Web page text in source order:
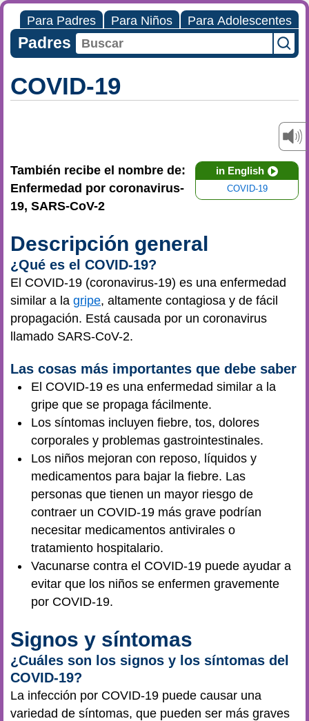
Para Padres Para Niños Para Adolescentes
Padres
COVID-19
in English
COVID-19
También recibe el nombre de:
Enfermedad por coronavirus-
19, SARS-CoV-2
Descripción general
¿Qué es el COVID-19?
El COVID-19 (coronavirus-19) es una enfermedad
similar a la gripe, altamente contagiosa y de fácil
propagación. Está causada por un coronavirus
llamado SARS-CoV-2.
Las cosas más importantes que debe saber
El COVID-19 es una enfermedad similar a la
gripe que se propaga fácilmente.
Los síntomas incluyen fiebre, tos, dolores
corporales y problemas gastrointestinales.
Los niños mejoran con reposo, líquidos y
medicamentos para bajar la fiebre. Las
personas que tienen un mayor riesgo de
contraer un COVID-19 más grave podrían
necesitar medicamentos antivirales o
tratamiento hospitalario.
Vacunarse contra el COVID-19 puede ayudar a
evitar que los niños se enfermen gravemente
por COVID-19.
Signos y síntomas
¿Cuáles son los signos y los síntomas del
COVID-19?
La infección por COVID-19 puede causar una
variedad de síntomas, que pueden ser más graves